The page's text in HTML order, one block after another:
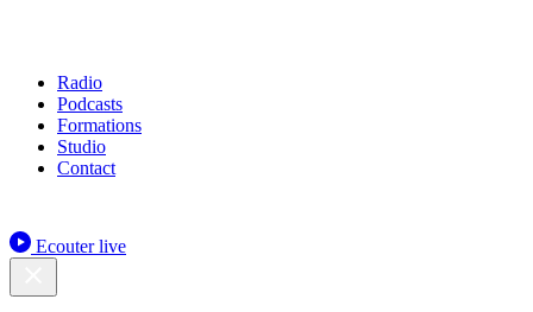
Radio
Podcasts
Formations
Studio
Contact
Ecouter live